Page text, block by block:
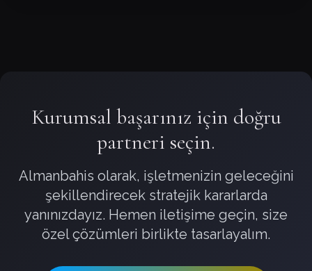
Kurumsal başarınız için doğru
partneri seçin.
Almanbahis olarak, işletmenizin geleceğini
şekillendirecek stratejik kararlarda
yanınızdayız. Hemen iletişime geçin, size
özel çözümleri birlikte tasarlayalım.